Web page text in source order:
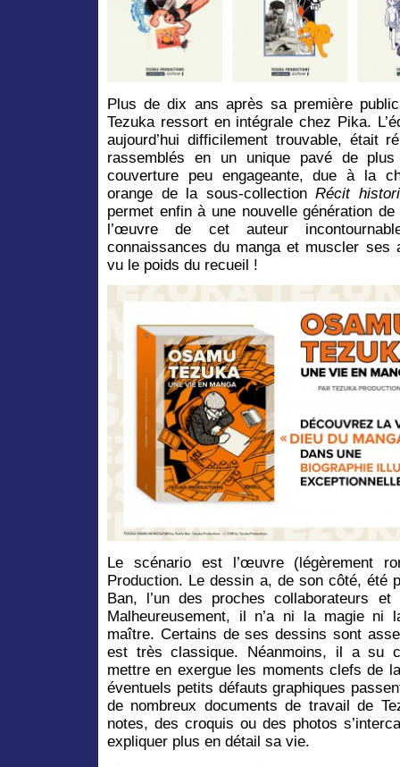
Plus de dix ans après sa première
Tezuka ressort en intégrale chez Pika.
aujourd’hui difficilement trouvable, était
rassemblés en un unique pavé de
couverture peu engageante, due à la
orange de la sous-collectionRécit
permet enfin à une nouvelle génération
l’œuvre de cet auteur
connaissances du manga et muscler ses
vu le poids du recueil !
Le scénario est l’œuvre (légèrement
Production. Le dessin a, de son côté, été
Ban, l’un des proches collaborateurs et
Malheureusement, il n’a ni la magie ni
maître. Certains de ses dessins sont
est très classique. Néanmoins, il a su
mettre en exergue les moments clefs de
éventuels petits défauts graphiques
de nombreux documents de travail de
notes, des croquis ou des photos
expliquer plus en détail sa vie.